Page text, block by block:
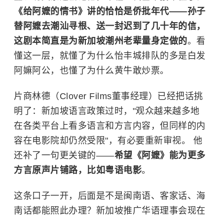
《给阿嬷的情书》讲的恰恰是侨批年代——孙子
替阿嬷去潮汕寻根、送一封迟到了几十年的信，
这剧本简直是为新加坡潮州老辈量身定做的。看
懂这一层，就懂了为什么怡丰城排队的多是白发
阿嫲阿公，也懂了为什么黄牛敢炒票。
片商林德（Clover Films董事经理）已经把话挑
明了：新加坡语言政策过时，"观众越来越多地
在各类平台上看多语言和方言内容，但同样的内
容在电影院却仍然受限"，有必要重新审视。 他
还补了一句更关键的——希望《阿嬷》能为更多
方言原声片铺路，比如粤语电影。
这条口子一开，后面是不是闽南语、客家话、海
南话都能照此办理？新加坡推广华语理事会现在